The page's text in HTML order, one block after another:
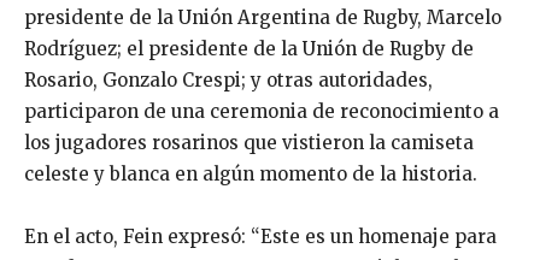
presidente de la Unión Argentina de Rugby, Marcelo
Rodríguez; el presidente de la Unión de Rugby de
Rosario, Gonzalo Crespi; y otras autoridades,
participaron de una ceremonia de reconocimiento a
los jugadores rosarinos que vistieron la camiseta
celeste y blanca en algún momento de la historia.
En el acto, Fein expresó: “Este es un homenaje para